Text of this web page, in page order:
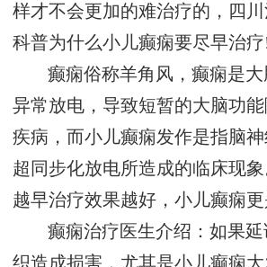
样才不会更加的难治疗的，四
科普为什么小儿癫痫要尽早治疗
癫痫俗称羊角风，癫痫是
异常放电，导致短暂的大脑功
疾病，而小儿癫痫发作是指脑
超同步化放电所造成的临床现
越早治疗效果越好，小儿癫痫更
癫痫治疗医生介绍：如果
织造成损害，尤其是小儿癫痫